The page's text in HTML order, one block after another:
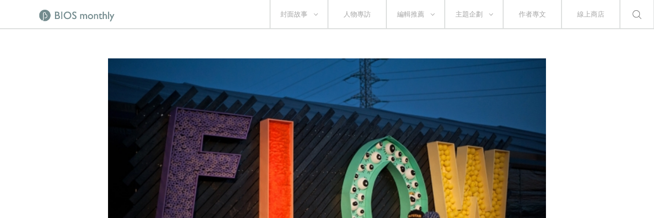
封面故事 人物專訪 編輯推薦 主題企劃 作者專文 線上商店